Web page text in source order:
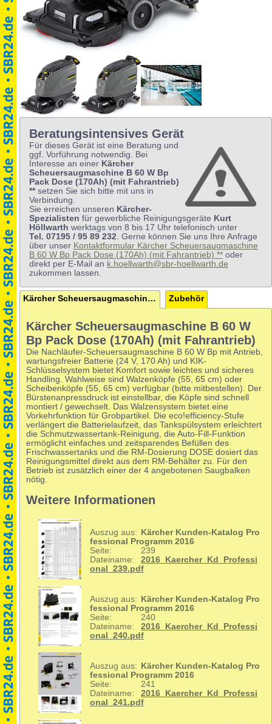
Beratungsintensives Gerät
Für dieses Gerät ist eine Beratung und
ggf. Vorführung notwendig. Bei
Interesse an einer Kärcher
Scheuersaugmaschine B 60 W Bp
Pack Dose (170Ah) (mit Fahrantrieb)
**setzen Sie sich bitte mit uns in
Verbindung.
Sie erreichen unseren Kärcher-
Spezialisten für gewerbliche Reinigungsgeräte Kurt
Höllwarth werktags von 8 bis 17 Uhr telefonisch unter
Tel. 07195 / 95 89 232. Gerne können Sie uns Ihre Anfrage
über unser Kontaktformular Kärcher Scheuersaugmaschine
B 60 W Bp Pack Dose (170Ah) (mit Fahrantrieb) ** oder
direkt per E-Mail an k.hoellwarth@sbr-hoellwarth.de
zukommen lassen.
Kärcher Scheuersaugmaschine B 60 W Bp Pack Dose (170Ah) (mit Fahrantrieb) * Zubehör
Kärcher Scheuersaugmaschine B 60 W
Bp Pack Dose (170Ah) (mit Fahrantrieb)
Die Nachläufer-Scheuersaugmaschine B 60 W Bp mit Antrieb,
wartungsfreier Batterie (24 V, 170 Ah) und KIK-
Schlüsselsystem bietet Komfort sowie leichtes und sicheres
Handling. Wahlweise sind Walzenköpfe (55, 65 cm) oder
Scheibenköpfe (55, 65 cm) verfügbar (bitte mitbestellen). Der
Bürstenanpressdruck ist einstellbar, die Köpfe sind schnell
montiert / gewechselt. Das Walzensystem bietet eine
Vorkehrfunktion für Grobpartikel. Die eco!efficiency-Stufe
verlängert die Batterielaufzeit, das Tankspülsystem erleichtert
die Schmutzwassertank-Reinigung, die Auto-Fill-Funktion
ermöglicht einfaches und zeitsparendes Befüllen des
Frischwassertanks und die RM-Dosierung DOSE dosiert das
Reinigungsmittel direkt aus dem RM-Behälter zu. Für den
Betrieb ist zusätzlich einer der 4 angebotenen Saugbalken
nötig.
Weitere Informationen
Auszug aus:
Kärcher Kunden-Katalog Pro
fessional Programm 2016
Seite:
239
Dateiname:
2016_Kaercher_Kd_Professi
onal_239.pdf
Auszug aus:
Kärcher Kunden-Katalog Pro
fessional Programm 2016
Seite:
240
Dateiname:
2016_Kaercher_Kd_Professi
onal_240.pdf
Auszug aus:
Kärcher Kunden-Katalog Pro
fessional Programm 2016
Seite:
241
Dateiname:
2016_Kaercher_Kd_Professi
onal_241.pdf